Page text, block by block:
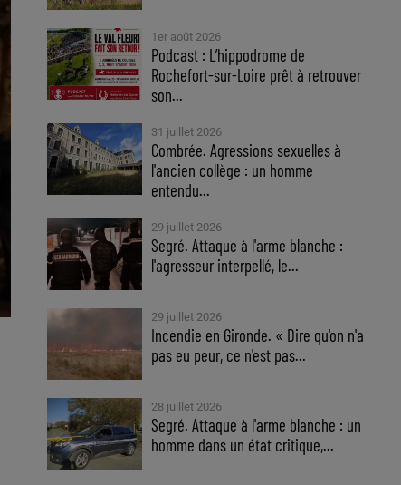
1er août 2026
Podcast : L’hippodrome de
Rochefort-sur-Loire prêt à retrouver
son...
31 juillet 2026
Combrée. Agressions sexuelles à
l'ancien collège : un homme
entendu...
29 juillet 2026
Segré. Attaque à l'arme blanche :
l'agresseur interpellé, le...
29 juillet 2026
Incendie en Gironde. « Dire qu'on n'a
pas eu peur, ce n'est pas...
28 juillet 2026
Segré. Attaque à l'arme blanche : un
homme dans un état critique,...